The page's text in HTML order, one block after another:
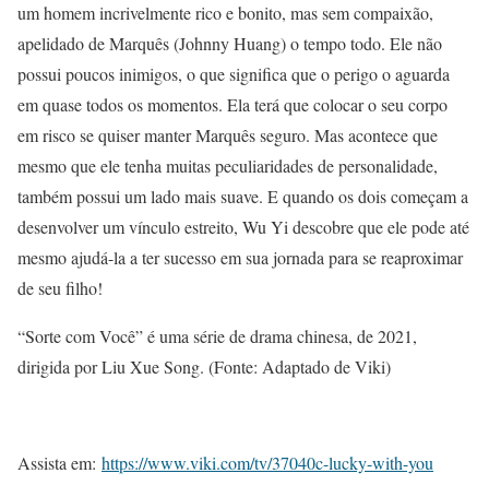
um homem incrivelmente rico e bonito, mas sem compaixão,
apelidado de Marquês (Johnny Huang) o tempo todo. Ele não
possui poucos inimigos, o que significa que o perigo o aguarda
em quase todos os momentos. Ela terá que colocar o seu corpo
em risco se quiser manter Marquês seguro. Mas acontece que
mesmo que ele tenha muitas peculiaridades de personalidade,
também possui um lado mais suave. E quando os dois começam a
desenvolver um vínculo estreito, Wu Yi descobre que ele pode até
mesmo ajudá-la a ter sucesso em sua jornada para se reaproximar
de seu filho!
“Sorte com Você” é uma série de drama chinesa, de 2021,
dirigida por Liu Xue Song. (Fonte: Adaptado de Viki)
Assista em: https://www.viki.com/tv/37040c-lucky-with-you